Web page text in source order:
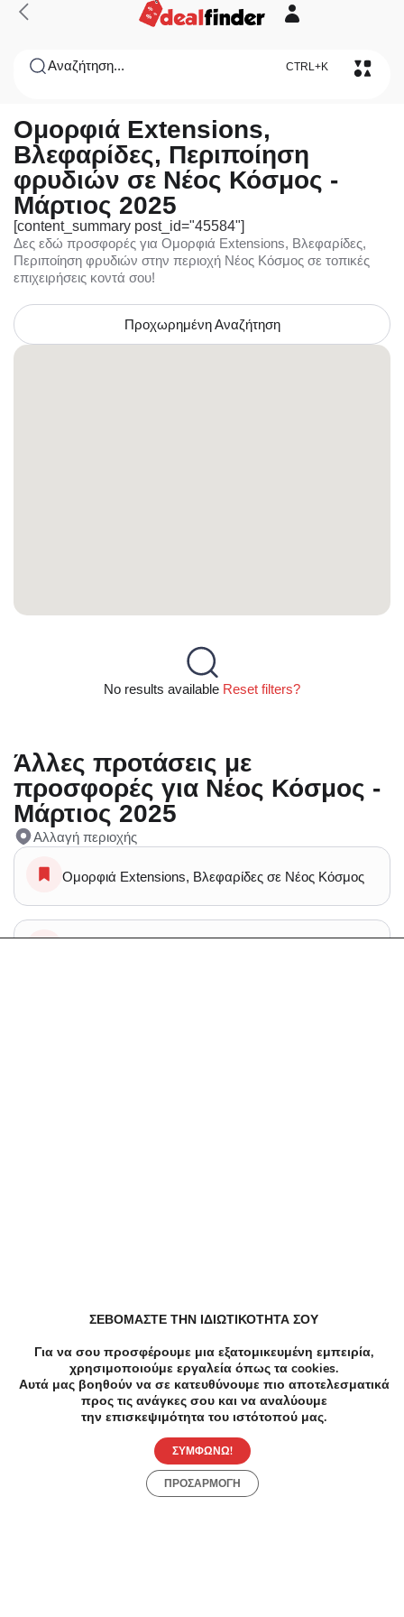
Αναζήτηση... CTRL+K
Ομορφιά Extensions,
Βλεφαρίδες, Περιποίηση
φρυδιών σε Νέος Κόσμος -
Μάρτιος 2025
[content_summary post_id="45584"]
Δες εδώ προσφορές για Ομορφιά Extensions, Βλεφαρίδες,
Περιποίηση φρυδιών στην περιοχή Νέος Κόσμος σε τοπικές
επιχειρήσεις κοντά σου!
Προχωρημένη Αναζήτηση
No results available Reset filters?
Άλλες προτάσεις με
προσφορές για Νέος Κόσμος -
Μάρτιος 2025
Αλλαγή περιοχής
Ομορφιά Extensions, Βλεφαρίδες σε Νέος Κόσμος
μαλλιων, Κουρεμα σε Νέος Κόσμος
Κομμωτήρια Κουρεμα σε Νέος Κόσμος
Load more
ΣΕΒΟΜΑΣΤΕ ΤΗΝ ΙΔΙΩΤΙΚΟΤΗΤΑ ΣΟΥ
Για να σου προσφέρουμε μια εξατομικευμένη εμπειρία,
χρησιμοποιούμε εργαλεία όπως τα cookies.
Αυτά μας βοηθούν να σε κατευθύνουμε πιο αποτελεσματικά
προς τις ανάγκες σου και να αναλύουμε
την επισκεψιμότητα του ιστότοπού μας.
ΣΥΜΦΩΝΩ!
ΠΡΟΣΑΡΜΟΓΗ